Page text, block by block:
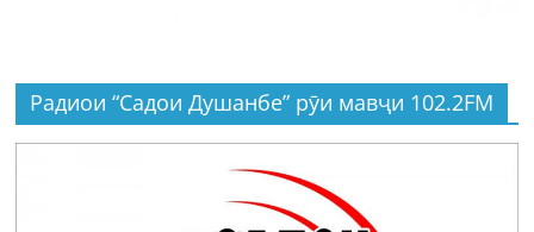
Радиои “Садои Душанбе” рӯи мавҷи 102.2FM